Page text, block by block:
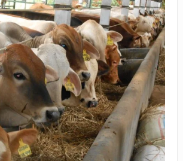
WAJIB?
DI DUNIA!
MEMBAYAR ZAKAT UANG?
MENJADI HALAL JIKA SEBAB
ISTIDLAL SYAR’I
ALLAH